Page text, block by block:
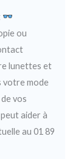
ou
lunettes et
votre mode
vos
aider à
au 01 89